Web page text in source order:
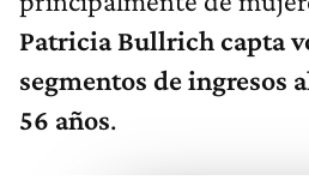
Patricia Bullrich capta
segmentos de ingresos
56 años.